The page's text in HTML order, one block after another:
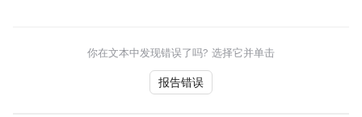
你在文本中发现错误了吗? 选择它并单击
报告错误